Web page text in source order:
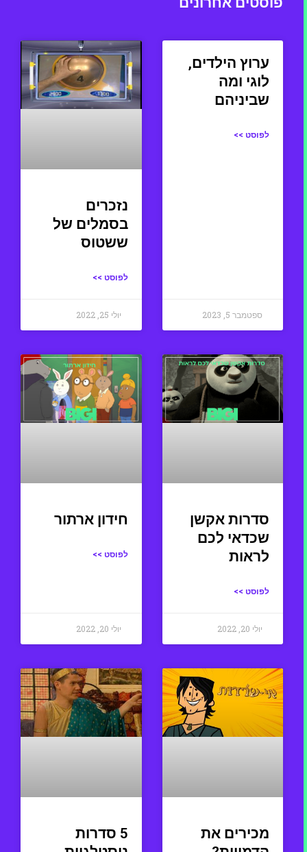
ערוץ הילדים,
לוגי ומה
שביניהם
לפוסט >>
ספטמבר 5, 2023
נזכרים
בסמלים של
ששטוס
לפוסט >>
יולי 25, 2022
סדרות אקשן
שכדאי לכם
לראות
לפוסט >>
יולי 20, 2022
חידון ארתור
לפוסט >>
יולי 20, 2022
מכירים את
5 סדרות